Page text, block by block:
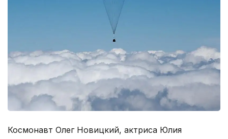
Космонавт Олег Новицкий, актриса Юлия